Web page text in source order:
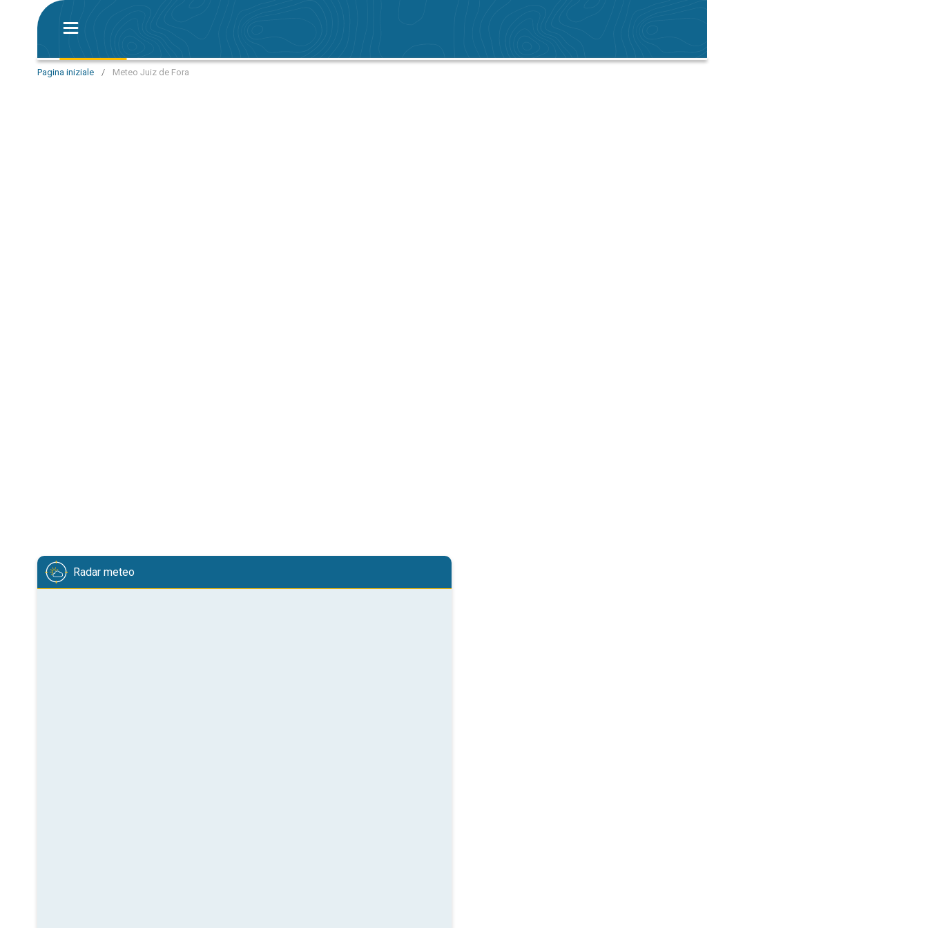
Pagina iniziale / Meteo Juiz de Fora
Radar meteo